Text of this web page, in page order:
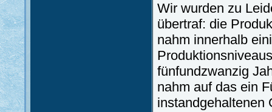
Wir wurden zu
übertraf: die
nahm innerhalb
fünfundzwanzig
nahm auf das ein
instandgehaltenen